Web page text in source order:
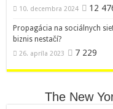
10. decembra 2024 12
Propagácia na sociálnych
biznis nestačí?
26. apríla 2023 7 229
The New